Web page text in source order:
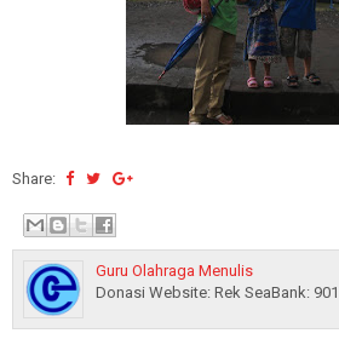
Share:
Guru Olahraga Menulis
Donasi Website: Rek SeaBank: